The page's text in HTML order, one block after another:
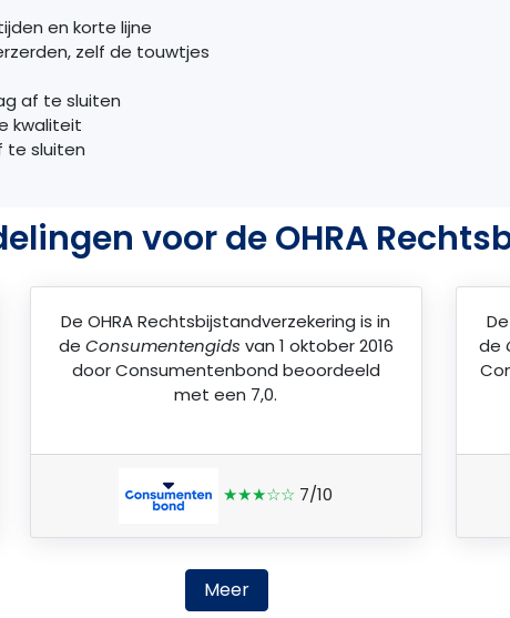
en korte lijne
zelf de touwtjes
af te sluiten
kwaliteit
te sluiten
voor de OHRA
DeOHRA Rechtsbijstandverzekering is in
de Consumentengids van 1 oktober 2016
doorConsumentenbond beoordeeld
met een 7,0.
★★★☆☆ 7/10
De
de
Meer